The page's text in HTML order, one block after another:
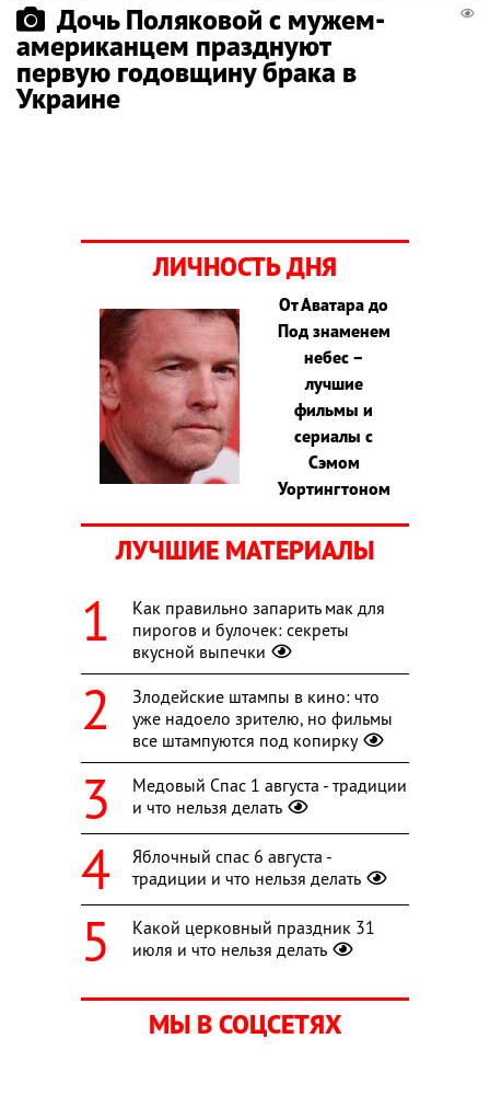
Дочь Поляковой с мужем-
американцем празднуют
первую годовщину брака в
Украине
ЛИЧНОСТЬ ДНЯ
От Аватара до
Под знаменем
небес –
лучшие
фильмы и
сериалы с
Сэмом
Уортингтоном
ЛУЧШИЕ МАТЕРИАЛЫ
Как правильно запарить мак для
пирогов и булочек: секреты
вкусной выпечки
Злодейские штампы в кино: что
уже надоело зрителю, но фильмы
все штампуются под копирку
Медовый Спас 1 августа - традиции
и что нельзя делать
Яблочный спас 6 августа -
традиции и что нельзя делать
Какой церковный праздник 31
июля и что нельзя делать
МЫ В СОЦСЕТЯХ